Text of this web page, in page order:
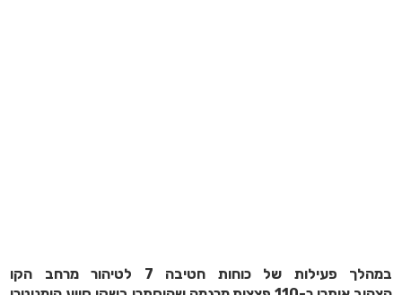
במהלך פעילות של כוחות חטיבה 7 לטיהור מרחב הקו